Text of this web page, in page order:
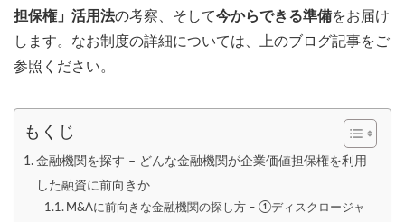
担保権」活用法の考察、そして今からできる準備をお届け
します。なお制度の詳細については、上のブログ記事をご
参照ください。
もくじ
金融機関を探す – どんな金融機関が企業価値担保権を利用
した融資に前向きか
M&Aに前向きな金融機関の探し方 – ①ディスクロージャ